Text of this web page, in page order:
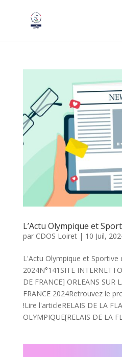
L’Actu Olympique et
par CDOS Loiret| 10 Juil,
L'Actu Olympique et Sportive
2024N°141SITE
DE FRANCE] ORLEANS SUR
FRANCE 2024Retrouvez le
!Lire l'articleRELAIS DE LA
OLYMPIQUE[RELAIS DE LA